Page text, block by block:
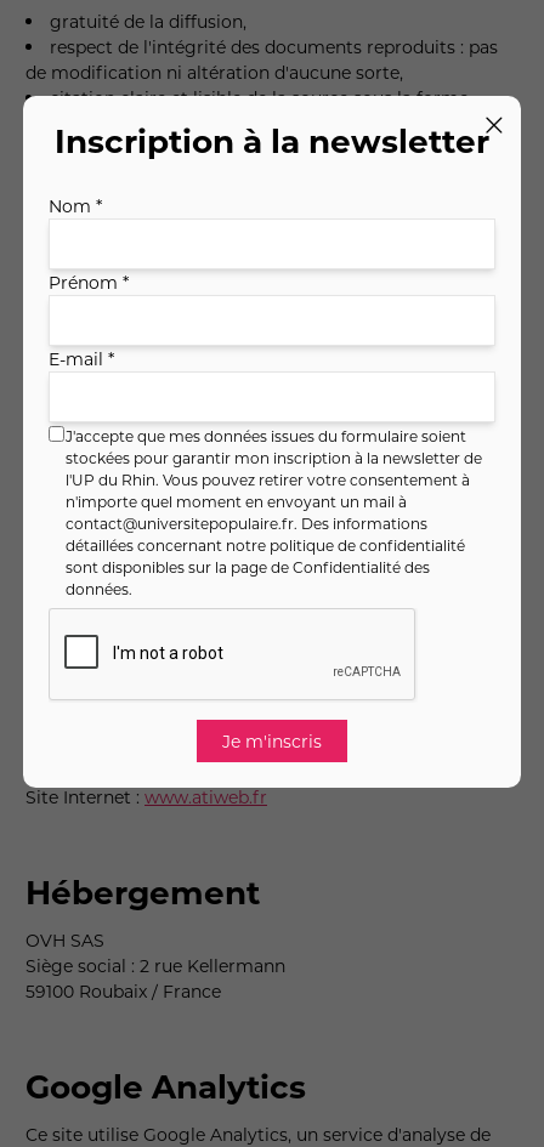
gratuité de la diffusion,
respect de l'intégrité des documents reproduits : pas
de modification ni altération d'aucune sorte,
citation claire et lisible de la source sous la forme
suivante, par exemple : "ce document provient du site
Internet de l'Université Populaire du Rhin :
sont réservés et strictement limités". L'adresse Internet de
l'Université Populaire du Rhin doit impérativement
Pour d'autres utilisations, veuillez nous consulter.
Conception et réalisation
Atiweb
21 Marché aux Bestiaux
Site Internet : www.atiweb.fr
Hébergement
OVH SAS
Siège social : 2 rue Kellermann
59100 Roubaix / France
Google Analytics
Ce site utilise Google Analytics, un service d'analyse de
Inscription à la newsletter
Nom *
Prénom *
E-mail *
J'accepte que mes données issues du formulaire soient
stockées pour garantir mon inscription à la newsletter de
l'UP du Rhin. Vous pouvez retirer votre consentement à
n'importe quel moment en envoyant un mail à
contact@universitepopulaire.fr. Des informations
détaillées concernant notre politique de confidentialité
sont disponibles sur la page deConfidentialité des
données.